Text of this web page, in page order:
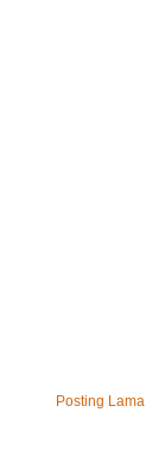
Posting Lama